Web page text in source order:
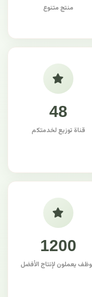
منتج متنوع
48
قناة توزيع لخدمتكم
1200
يعملون لإنتاج الأفضل